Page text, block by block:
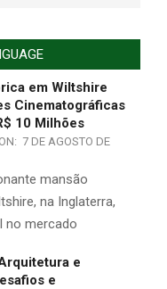
em Wiltshire
Cinematográficas
10 Milhões
ON: 7 DE AGOSTO DE
mansão
na Inglaterra,
no mercado
e
e